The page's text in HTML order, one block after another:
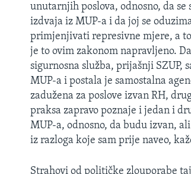
unutarnjih poslova, odnosno, da
izdvaja iz MUP-a i da joj se
primjenjivati represivne mjere, a
je to ovim zakonom napravljeno.
sigurnosna služba, prijašnji SZUP,
MUP-a i postala je samostalna
zadužena za poslove izvan RH,
praksa zapravo poznaje i jedan i
MUP-a, odnosno, da budu izvan,
iz razloga koje sam prije naveo,
Strahovi od političke zlouporabe